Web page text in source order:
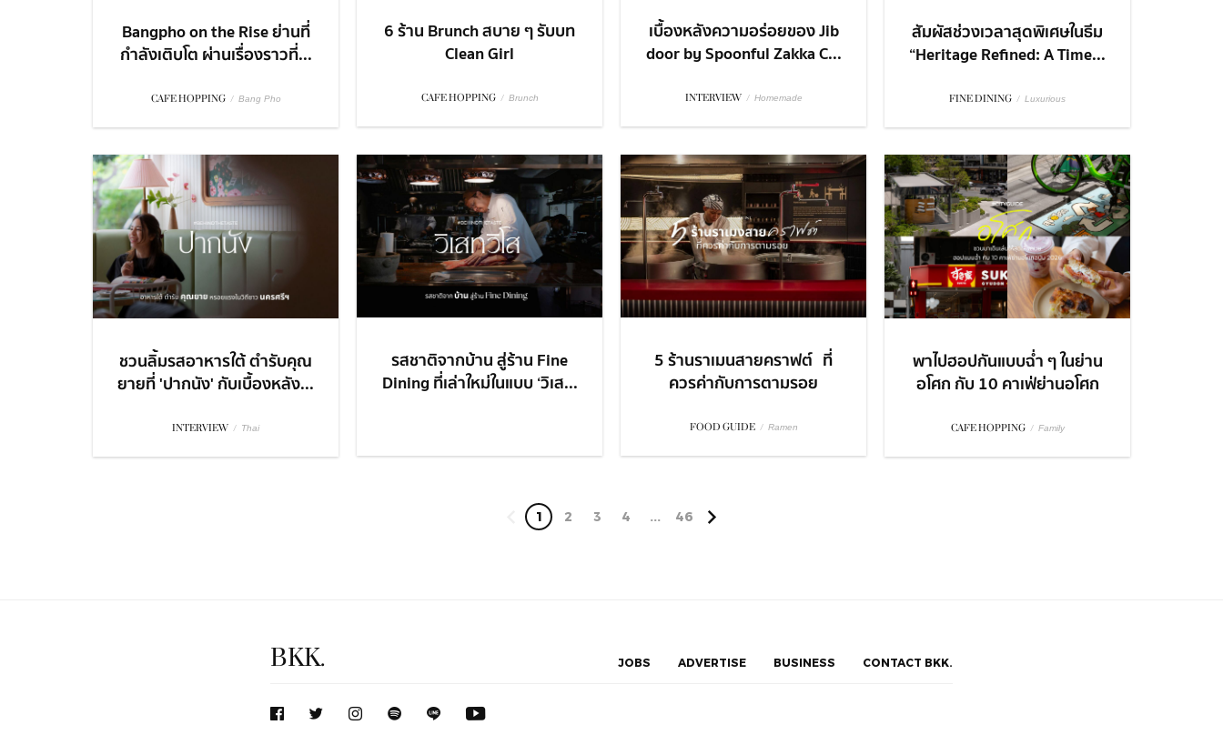
Bangpho on the Rise ย่านที่
กำลังเติบโต ผ่านเรื่องราวที่...
CAFE HOPPING / Bang Pho
6 ร้าน Brunch สบาย ๆ รับบท
Clean Girl
CAFE HOPPING / Brunch
เบื้องหลังความอร่อยของ Jib
door by Spoonful Zakka C...
INTERVIEW / Homemade
สัมผัสช่วงเวลาสุดพิเศษในธีม
“Heritage Refined: A Time...
FINE DINING / Luxurious
ชวนลิ้มรสอาหารใต้ ตำรับคุณ
ยายที่ 'ปากนัง' กับเบื้องหลัง...
INTERVIEW / Thai
รสชาติจากบ้าน สู่ร้าน Fine
Dining ที่เล่าใหม่ในแบบ ‘วิเส...
5 ร้านราเมนสายคราฟต์ ที่
ควรค่ากับการตามรอย
FOOD GUIDE / Ramen
พาไปฮอปกันแบบฉ่ำ ๆ ในย่าน
อโศก กับ 10 คาเฟ่ย่านอโศก
CAFE HOPPING / Family
1 2 3 4 ... 46
BKK. JOBS ADVERTISE BUSINESS CONTACT BKK.